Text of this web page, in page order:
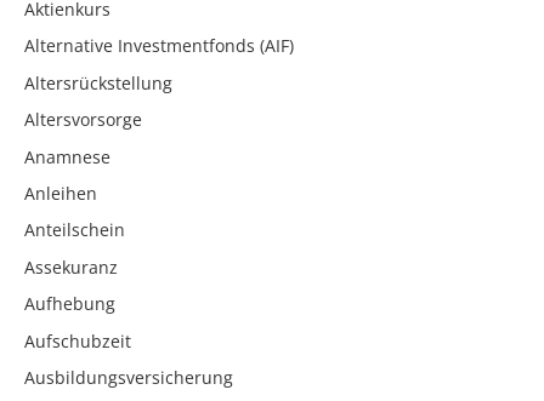
Aktienkurs
Alternative Investmentfonds (AIF)
Altersrückstellung
Altersvorsorge
Anamnese
Anleihen
Anteilschein
Assekuranz
Aufhebung
Aufschubzeit
Ausbildungsversicherung